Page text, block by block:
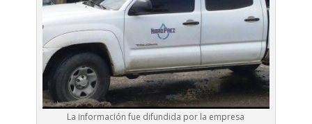
La información fue difundida por la empresa